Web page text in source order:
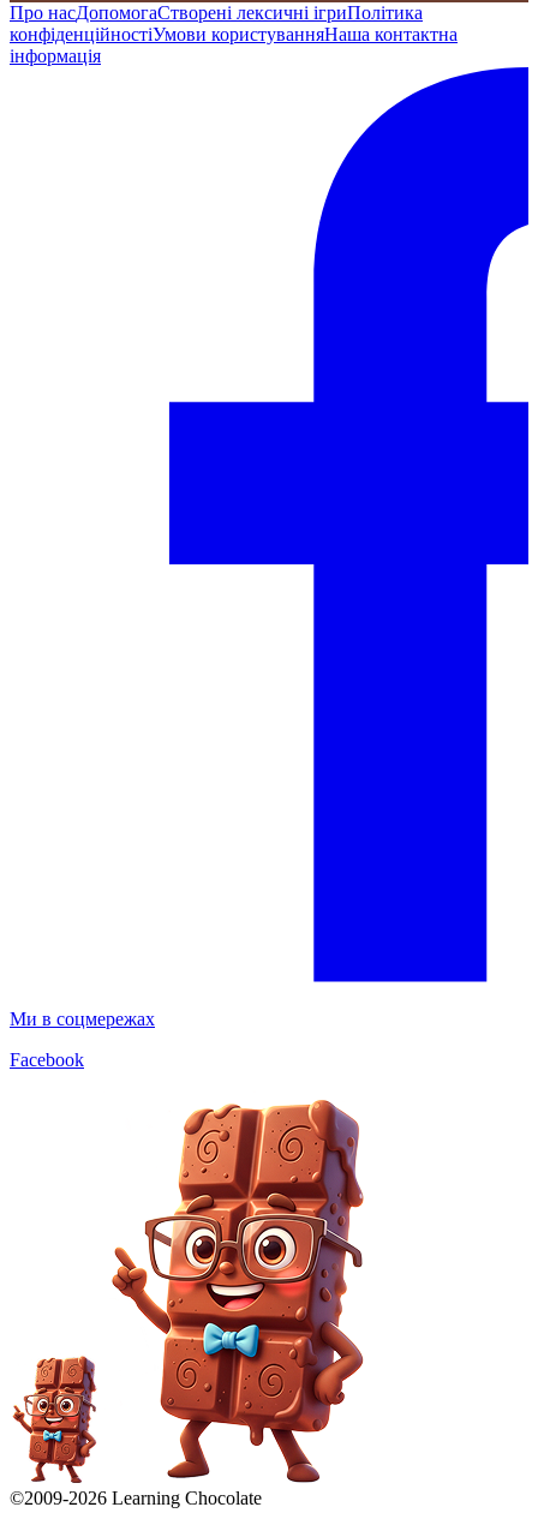
Про насДопомогаСтворені лексичні ігриПолітика
конфіденційностіУмови користуванняНаша контактна
інформація
Ми в соцмережах
Facebook
©2009-2026 Learning Chocolate